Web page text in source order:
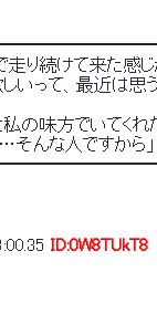
走り続けて来た感
いって、最近は思
の味方でいてくれ
そんな人ですから
ID:0W8TUkT8